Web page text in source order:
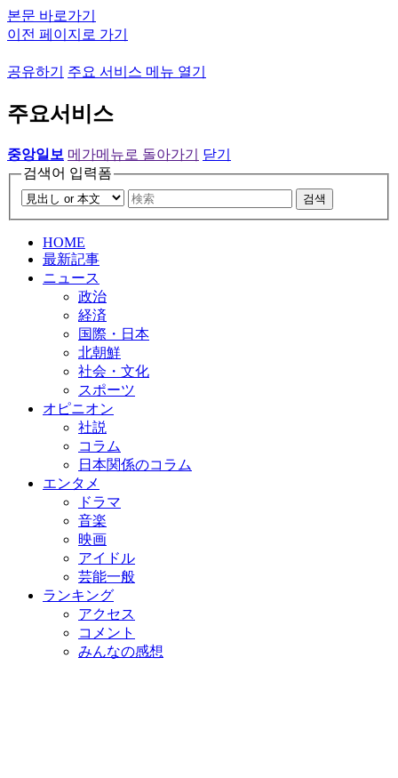
본문 바로가기
이전 페이지로 가기
공유하기 주요 서비스 메뉴 열기
주요서비스
중앙일보 메가메뉴로 돌아가기
닫기
검색어 입력폼
검색
HOME
最新記事
ニュース
政治
経済
国際・日本
北朝鮮
社会・文化
スポーツ
オピニオン
社説
コラム
日本関係のコラム
エンタメ
ドラマ
音楽
映画
アイドル
芸能一般
ランキング
アクセス
コメント
みんなの感想